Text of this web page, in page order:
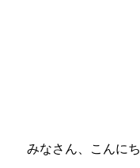
みなさん、こんにち